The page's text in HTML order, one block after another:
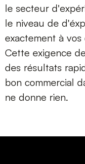
le secteur
le niveau de
exactement à vos
Cette exigence
des résultats
bon commercial
ne donne rien.